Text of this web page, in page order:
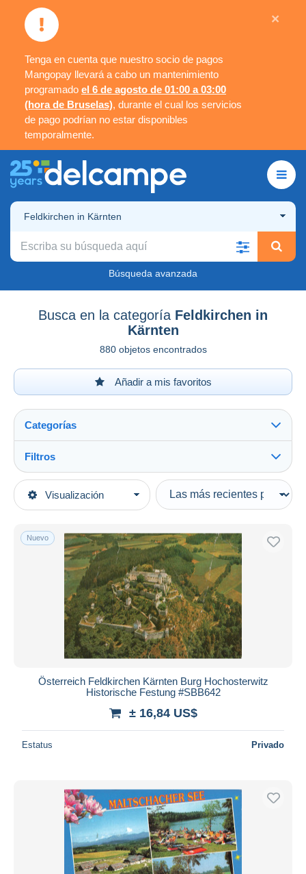
Tenga en cuenta que nuestro socio de pagos
Mangopay llevará a cabo un mantenimiento
programado el 6 de agosto de 01:00 a 03:00
(hora de Bruselas), durante el cual los servicios
de pago podrían no estar disponibles
temporalmente.
×
Feldkirchen in Kärnten
Búsqueda avanzada
Busca en la categoría Feldkirchen in
Kärnten
880 objetos encontrados
Añadir a mis favoritos
Visualización
Categorías
Categorías principales
Europa
Austria
Carintia
Feldkirchen in Kärnten
Filtros
Tipo de venta
Activas
Subasta con ofertas
Subastas sin pujas
Casa de subastas
Vendidos
Duration
Todas las duraciones
Nuevo desde
Cerrando dentro
Envío gratis
Métodos de pago
PayPal
Transferencia bancaria
Nuevo
Österreich Feldkirchen Kärnten Burg Hochosterwitz
Historische Festung #SBB642
± 16,84 US$
Estatus Privado